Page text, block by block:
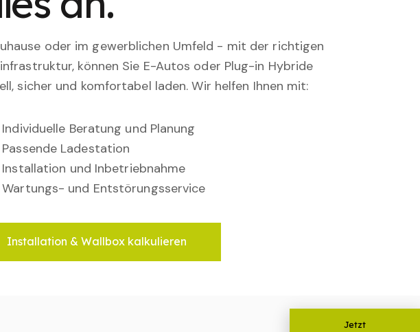
oder im gewerblichen Umfeld - mit der richtigen
können Sie E-Autos oder Plug-in Hybride
sicher und komfortabel laden. Wir helfen Ihnen mit:
Individuelle Beratung und Planung
Passende Ladestation
Installation und Inbetriebnahme
Wartungs- und Entstörungsservice
Installation & Wallbox kalkulieren
Jetzt